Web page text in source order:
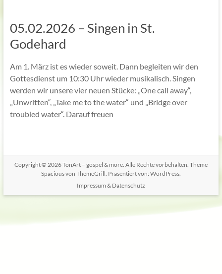
05.02.2026 – Singen in St.
Godehard
Am 1. März ist es wieder soweit. Dann begleiten wir den
Gottesdienst um 10:30 Uhr wieder musikalisch. Singen
werden wir unsere vier neuen Stücke: „One call away“,
„Unwritten“, „Take me to the water“ und „Bridge over
troubled water“. Darauf freuen
Copyright © 2026TonArt – gospel & more. Alle Rechte vorbehalten. Theme
Spaciousvon ThemeGrill. Präsentiert von: WordPress.
Impressum & Datenschutz